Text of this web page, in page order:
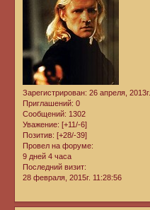
Зарегистрирован: 26 апреля, 2013г.
Приглашений: 0
Сообщений: 1302
Уважение: [+11/-6]
Позитив: [+28/-39]
Провел на форуме:
9 дней 4 часа
Последний визит:
28 февраля, 2015г. 11:28:56